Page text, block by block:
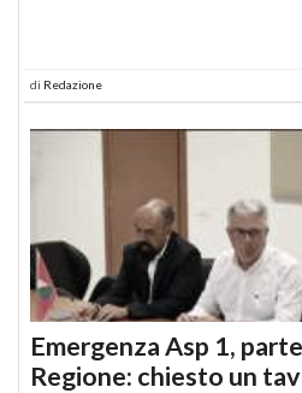
di Redazione
Emergenza Asp 1,
Regione: chiesto un